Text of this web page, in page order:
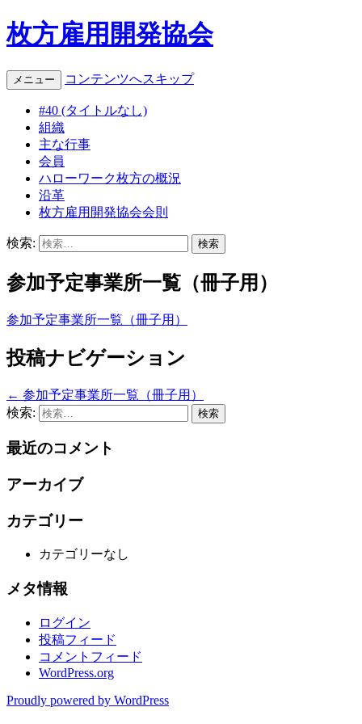
枚方雇用開発協会
メニュー コンテンツへスキップ
#40 (タイトルなし)
組織
主な行事
会員
ハローワーク枚方の概況
沿革
枚方雇用開発協会会則
検索:
参加予定事業所一覧（冊子用）
参加予定事業所一覧（冊子用）
投稿ナビゲーション
← 参加予定事業所一覧（冊子用）
検索:
最近のコメント
アーカイブ
カテゴリー
カテゴリーなし
メタ情報
ログイン
投稿フィード
コメントフィード
WordPress.org
Proudly powered by WordPress